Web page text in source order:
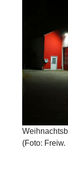
(Foto: